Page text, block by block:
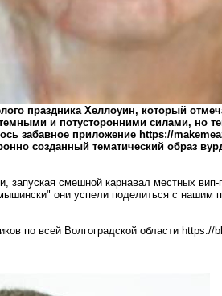
праздника Хеллоуин, который
и потусторонними силами, но
забавное приложение https://
созданный тематический образ
запуская смешной карнавал местных
они успели поделиться с нашим
по всей Волгоградской области https://